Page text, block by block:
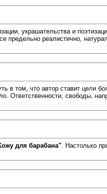
украшательства и
предельно реалистично,
в том, что автор ставит цели
Ответственности, свободы,
для барабана". Настолько